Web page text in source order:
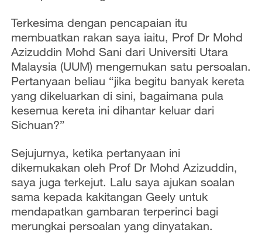
Terkesima dengan pencapaian itu
membuatkan rakan saya iaitu, Prof Dr Mohd
Azizuddin Mohd Sani dari Universiti Utara
Malaysia (UUM) mengemukan satu persoalan.
Pertanyaan beliau “jika begitu banyak kereta
yang dikeluarkan di sini, bagaimana pula
kesemua kereta ini dihantar keluar dari
Sichuan?”
Sejujurnya, ketika pertanyaan ini
dikemukakan oleh Prof Dr Mohd Azizuddin,
saya juga terkejut. Lalu saya ajukan soalan
sama kepada kakitangan Geely untuk
mendapatkan gambaran terperinci bagi
merungkai persoalan yang dinyatakan.